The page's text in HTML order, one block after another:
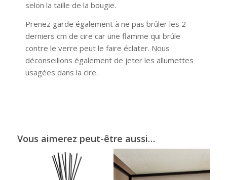
selon la taille de la bougie.
Prenez garde également à ne pas brûler les 2
derniers cm de cire car une flamme qui brûle
contre le verre peut le faire éclater. Nous
déconseillons également de jeter les allumettes
usagées dans la cire.
Vous aimerez peut-être aussi…